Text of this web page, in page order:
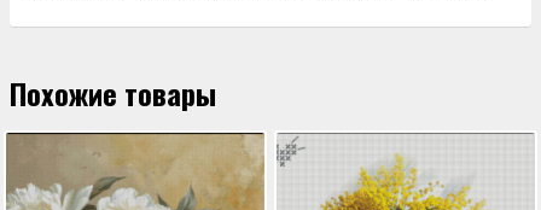
Похожие товары